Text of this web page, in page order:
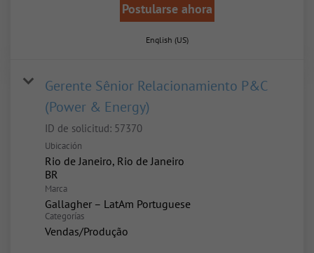
Postularse ahora
English (US)
Gerente Sênior Relacionamiento P&C
(Power & Energy)
ID de solicitud: 57370
Ubicación
Rio de Janeiro, Rio de Janeiro
Marca
Gallagher – LatAm Portuguese
Categorías
Vendas/Produção